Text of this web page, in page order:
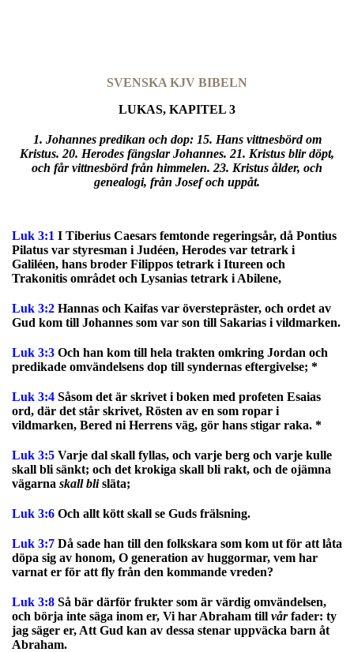
SVENSKA KJV BIBELN
LUKAS, KAPITEL 3
1. Johannes predikan och dop: 15. Hans vittnesbörd om
Kristus. 20. Herodes fängslar Johannes. 21. Kristus blir döpt,
och får vittnesbörd från himmelen. 23. Kristus ålder, och
genealogi, från Josef och uppåt.
Luk 3:1 I Tiberius Caesars femtonde regeringsår, då Pontius
Pilatus var styresman i Judéen, Herodes var tetrark i
Galiléen, hans broder Filippos tetrark i Itureen och
Trakonitis området och Lysanias tetrark i Abilene,
Luk 3:2 Hannas och Kaifas var överstepräster, och ordet av
Gud kom till Johannes som var son till Sakarias i vildmarken.
Luk 3:3 Och han kom till hela trakten omkring Jordan och
predikade omvändelsens dop till syndernas eftergivelse; *
Luk 3:4 Såsom det är skrivet i boken med profeten Esaias
ord, där det står skrivet, Rösten av en som ropar i
vildmarken, Bered ni Herrens väg, gör hans stigar raka. *
Luk 3:5 Varje dal skall fyllas, och varje berg och varje kulle
skall bli sänkt; och det krokiga skall bli rakt, och de ojämna
vägarna skall blisläta;
Luk 3:6 Och allt kött skall se Guds frälsning.
Luk 3:7 Då sade han till den folkskara som kom ut för att låta
döpa sig av honom, O generation av huggormar, vem har
varnat er för att fly från den kommande vreden?
Luk 3:8 Så bär därför frukter som är värdig omvändelsen,
och börja inte säga inom er, Vi har Abraham till vårfader: ty
jag säger er, Att Gud kan av dessa stenar uppväcka barn åt
Abraham.